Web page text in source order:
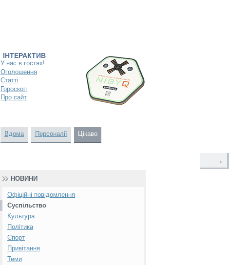
ІНТЕРАКТИВ
У нас в гостях!
Оголошення
Статті
Гороскоп
Про сайт
Вдома Персоналії Цікаво
→
НОВИНИ
Офіційні повідомлення
Суспільство
Культура
Політика
Спорт
Привітання
Теми